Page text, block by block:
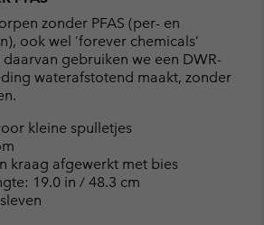
zonder PFAS (per- en
ook wel ‘forever chemicals’
gebruiken we een DWR-
waterafstotend maakt, zonder
kleine spulletjes
kraag afgewerkt met bies
19.0 in / 48.3 cm